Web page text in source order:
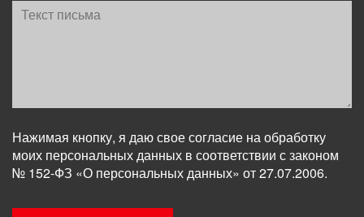
Нажимая кнопку, я даю свое согласие на обработку
моих персональных данных в соответствии с законом
№ 152-ФЗ «О персональных данных» от 27.07.2006.